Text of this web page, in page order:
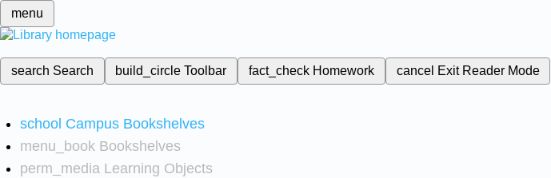
menu
search Search build_circleToolbar fact_check Homework cancel Exit Reader Mode
school Campus Bookshelves
menu_book Bookshelves
perm_media Learning Objects